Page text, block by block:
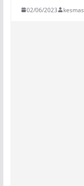
02/06/2023 kesmas